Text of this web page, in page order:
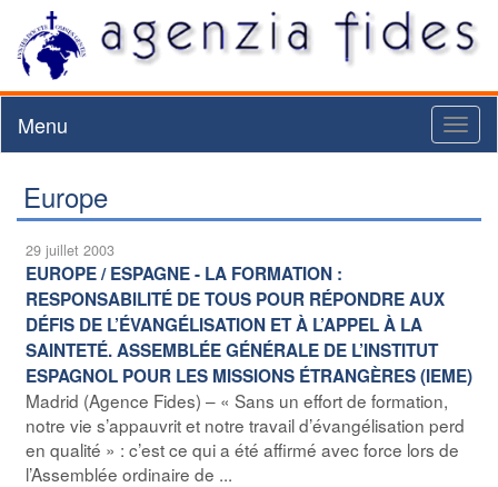
Menu
Europe
29 juillet 2003
EUROPE / ESPAGNE - LA FORMATION :
RESPONSABILITÉ DE TOUS POUR RÉPONDRE AUX
DÉFIS DE L’ÉVANGÉLISATION ET À L’APPEL À LA
SAINTETÉ. ASSEMBLÉE GÉNÉRALE DE L’INSTITUT
ESPAGNOL POUR LES MISSIONS ÉTRANGÈRES (IEME)
Madrid (Agence Fides) – « Sans un effort de formation,
notre vie s’appauvrit et notre travail d’évangélisation perd
en qualité » : c’est ce qui a été affirmé avec force lors de
l’Assemblée ordinaire de ...